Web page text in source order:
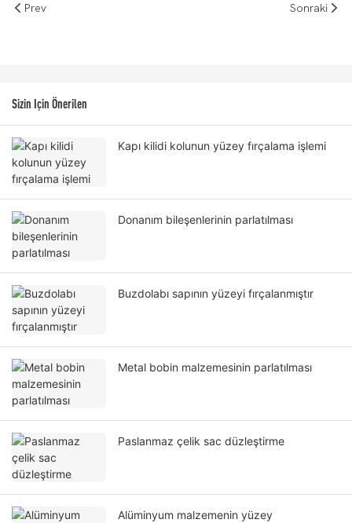
Prev Sonraki
Sizin Için Önerilen
Kapı kilidi kolunun yüzey fırçalama işlemi
Donanım bileşenlerinin parlatılması
Buzdolabı sapının yüzeyi fırçalanmıştır
Metal bobin malzemesinin parlatılması
Paslanmaz çelik sac düzleştirme
Alüminyum malzemenin yüzey